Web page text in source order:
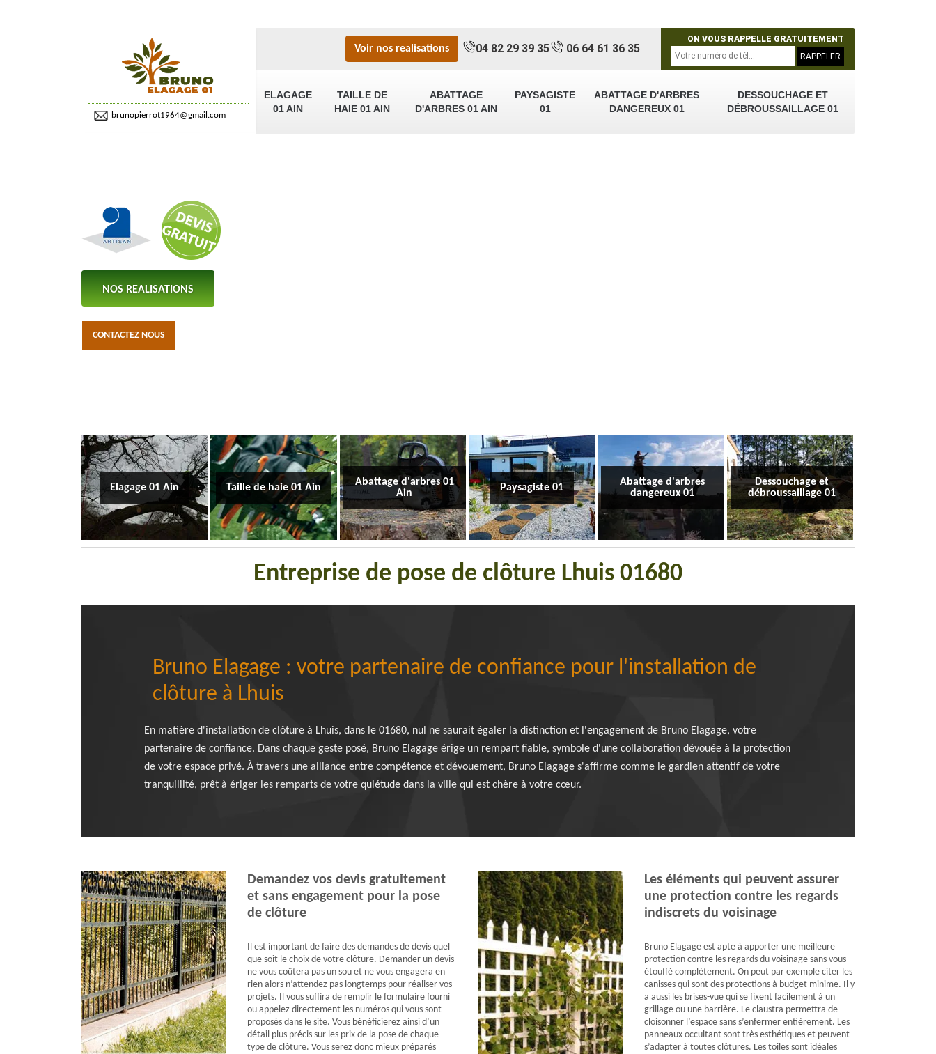
brunopierrot1964@gmail.com
ELAGAGE
01 AIN
TAILLE DE
HAIE 01 AIN
ABATTAGE
D'ARBRES 01 AIN
PAYSAGISTE
01
ABATTAGE D'ARBRES
DANGEREUX 01
DESSOUCHAGE ET
DÉBROUSSAILLAGE 01
Voir nos realisations 04 82 29 39 35 06 64 61 36 35
ON VOUS RAPPELLE GRATUITEMENT
NOS REALISATIONS
CONTACTEZ NOUS
Elagage 01 Ain Taille de haie 01 Ain
Abattage d'arbres 01
Ain
Paysagiste 01
Abattage d'arbres
dangereux 01
Dessouchage et
débroussaillage 01
Entreprise de pose de clôture Lhuis 01680
Bruno Elagage : votre partenaire de confiance pour l'installation de
clôture à Lhuis
En matière d'installation de clôture à Lhuis, dans le 01680, nul ne saurait égaler la distinction et l'engagement de Bruno Elagage, votre
partenaire de confiance. Dans chaque geste posé, Bruno Elagage érige un rempart fiable, symbole d'une collaboration dévouée à la protection
de votre espace privé. À travers une alliance entre compétence et dévouement, Bruno Elagage s'affirme comme le gardien attentif de votre
tranquillité, prêt à ériger les remparts de votre quiétude dans la ville qui est chère à votre cœur.
Demandez vos devis gratuitement
et sans engagement pour la pose
de clôture
Il est important de faire des demandes de devis quel
que soit le choix de votre clôture. Demander un devis
ne vous coûtera pas un sou et ne vous engagera en
rien alors n’attendez pas longtemps pour réaliser vos
projets. Il vous suffira de remplir le formulaire fourni
ou appelez directement les numéros qui vous sont
proposés dans le site. Vous bénéficierez ainsi d’un
détail plus précis sur les prix de la pose de chaque
type de clôture. Vous serez donc mieux préparés
Les éléments qui peuvent assurer
une protection contre les regards
indiscrets du voisinage
Bruno Elagage est apte à apporter une meilleure
protection contre les regards du voisinage sans vous
étouffé complètement. On peut par exemple citer les
canisses qui sont des protections à budget minime. Il y
a aussi les brises-vue qui se fixent facilement à un
grillage ou une barrière. Le claustra permettra de
cloisonner l’espace sans s’enfermer entièrement. Les
panneaux occultant sont très esthétiques et peuvent
s’adapter à toutes clôtures. Les toiles sont idéales